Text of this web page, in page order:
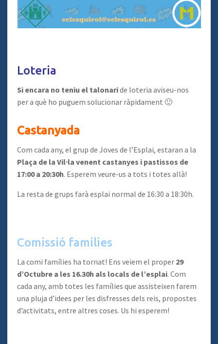
Loteria
Si encara no teniu el talonaride loteria aviseu-nos
per a què ho puguem solucionar ràpidament 🙂
Castanyada
Com cada any, el grup de Joves de l’Esplai, estaran a la
Plaça de la Vil·la venent castanyes i pastissos de
17:00 a 20:30h. Esperem veure-us a tots i totes allà!
La resta de grups farà esplai normal de 16:30 a 18:30h.
Comissió families
La comi famílies ha tornat! Ens veiem el proper 29
d’Octubre a les 16.30h als locals de l’esplai. Com
cada any, amb totes les famílies que assisteixen farem
una pluja d’idees per les disfresses dels reis, propostes
d’activitats, entre altres coses. Us hi esperem!